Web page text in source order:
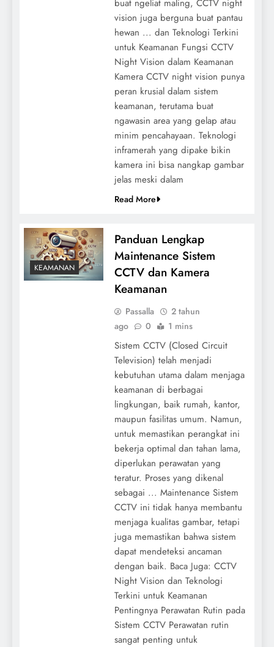
buat ngeliat maling, CCTV night
vision juga berguna buat pantau
hewan ... dan Teknologi Terkini
untuk Keamanan Fungsi CCTV
Night Vision dalam Keamanan
Kamera CCTV night vision punya
peran krusial dalam sistem
keamanan, terutama buat
ngawasin area yang gelap atau
minim pencahayaan. Teknologi
inframerah yang dipake bikin
kamera ini bisa nangkap gambar
jelas meski dalam
Read More
KEAMANAN
Panduan Lengkap
Maintenance Sistem
CCTV dan Kamera
Keamanan
Passalla
2 tahun
ago
0 1 mins
Sistem CCTV (Closed Circuit
Television) telah menjadi
kebutuhan utama dalam menjaga
keamanan di berbagai
lingkungan, baik rumah, kantor,
maupun fasilitas umum. Namun,
untuk memastikan perangkat ini
bekerja optimal dan tahan lama,
diperlukan perawatan yang
teratur. Proses yang dikenal
sebagai ... Maintenance Sistem
CCTV ini tidak hanya membantu
menjaga kualitas gambar, tetapi
juga memastikan bahwa sistem
dapat mendeteksi ancaman
dengan baik. Baca Juga: CCTV
Night Vision dan Teknologi
Terkini untuk Keamanan
Pentingnya Perawatan Rutin pada
Sistem CCTV Perawatan rutin
sangat penting untuk